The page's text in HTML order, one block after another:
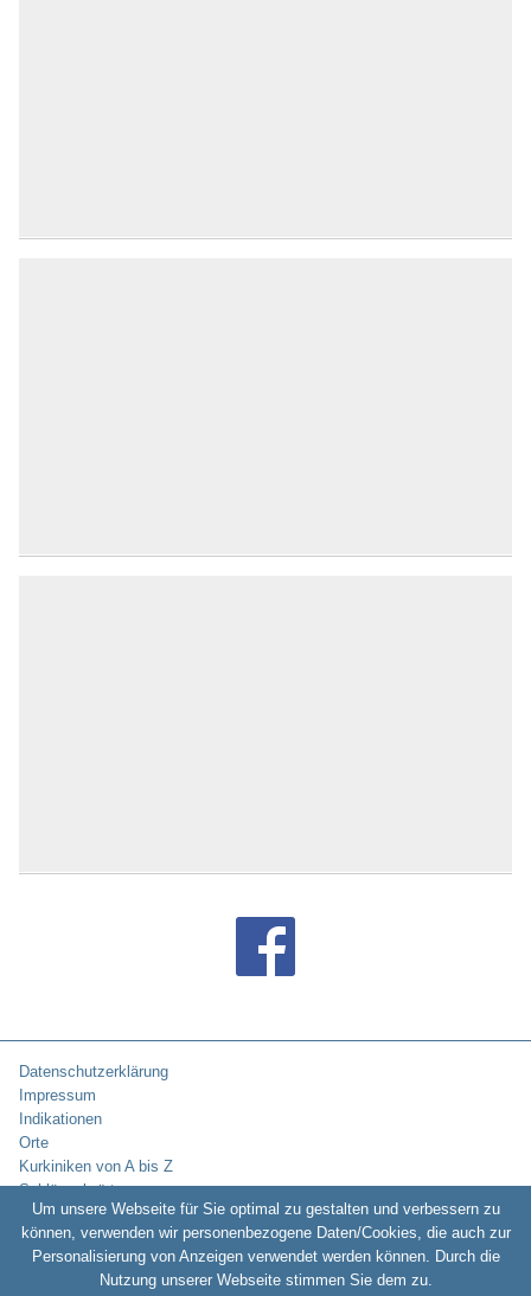
Datenschutzerklärung
Impressum
Indikationen
Orte
Kurkiniken von A bis Z
Schlüsselwörter
Copyright © 2010-2026: Kurklinikverzeichnis.de -
Um unsere Webseite für Sie optimal zu gestalten und verbessern zu
können, verwenden wir personenbezogene Daten/Cookies, die auch zur
Personalisierung von Anzeigen verwendet werden können. Durch die
Nutzung unserer Webseite stimmen Sie dem zu.